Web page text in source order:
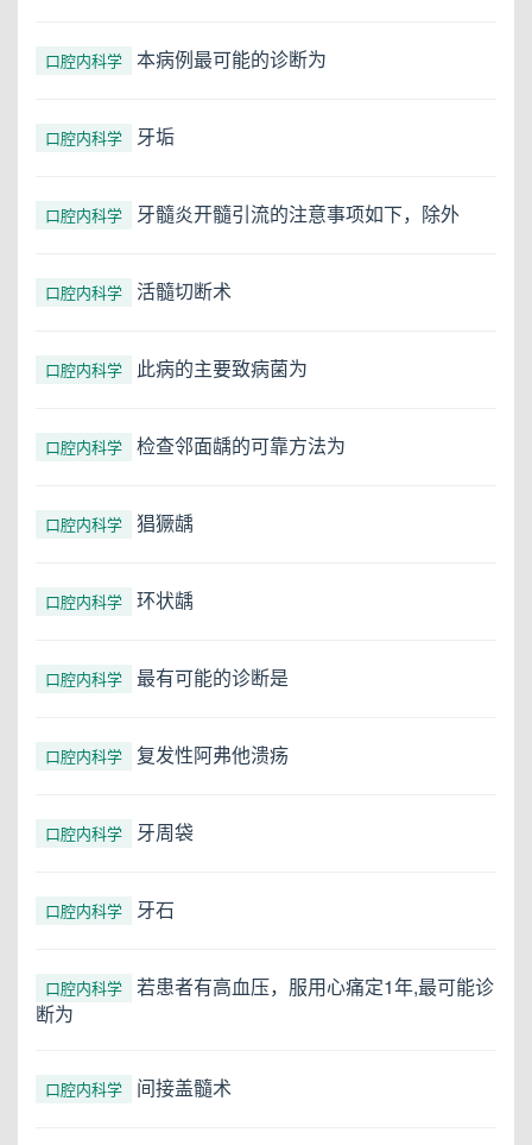
口腔内科学 本病例最可能的诊断为
口腔内科学 牙垢
口腔内科学 牙髓炎开髓引流的注意事项如下，除外
口腔内科学 活髓切断术
口腔内科学 此病的主要致病菌为
口腔内科学 检查邻面龋的可靠方法为
口腔内科学 猖獗龋
口腔内科学 环状龋
口腔内科学 最有可能的诊断是
口腔内科学 复发性阿弗他溃疡
口腔内科学 牙周袋
口腔内科学 牙石
口腔内科学
若患者有高血压，服用心痛定1年,最可能诊
断为
口腔内科学 间接盖髓术